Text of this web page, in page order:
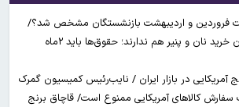
فروردین و اردیبهشت بازنشستگان مشخص شد؟/
کریمی: بازنشستگان توان خرید نان و پنیر هم ندارند؛ حقوق‌ها باید ۲ماه
در بازار ایران / نایب‌رئیس کمیسیون گمرک
سفارش کالاهای آمریکایی ممنوع است/ قاچاق برنج